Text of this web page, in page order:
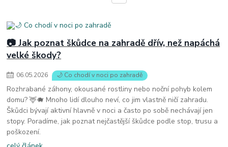
📷 Jak poznat škůdce na zahradě dřív, než napáchá
velké škody?
06.05.2026 🌙 Co chodí v noci po zahradě
Rozhrabané záhony, okousané rostliny nebo noční pohyb kolem
domu? 🦌🐗 Mnoho lidí dlouho neví, co jim vlastně ničí zahradu.
Škůdci bývají aktivní hlavně v noci a často po sobě nechávají jen
stopy. Poradíme, jak poznat nejčastější škůdce podle stop, trusu a
poškození.